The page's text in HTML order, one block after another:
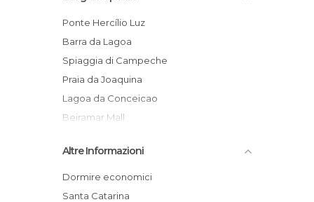
Isole a Florianopolis
Lagune a Florianopolis
Mercati a Florianopolis
Monumenti Storici a Florianopolis
Musei a Florianopolis
Negozi a Florianopolis
Pub a Florianopolis
Spiagge a Florianopolis
Trekking a Florianopolis
Ponte Hercílio Luz
Barra da Lagoa
Spiaggia di Campeche
Praia da Joaquina
Lagoa da Conceicao
Beiramar Mall
Florianopolis Public Market
Praia Brava
Praia de Daniela
Altre Informazioni
Dormire economici
Santa Catarina